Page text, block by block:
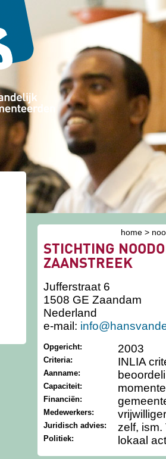
inhoud gaan
home >
STICHTING
ZAANSTREEK
Jufferstraat 6
1508 GE Zaandam
Nederland
e-mail:
Opgericht: 2003
Criteria: INLIA
Aanname:
Capaciteit:
Financiën:
Medewerkers:
Juridisch advies: zelf, ism.
Politiek: lokaal